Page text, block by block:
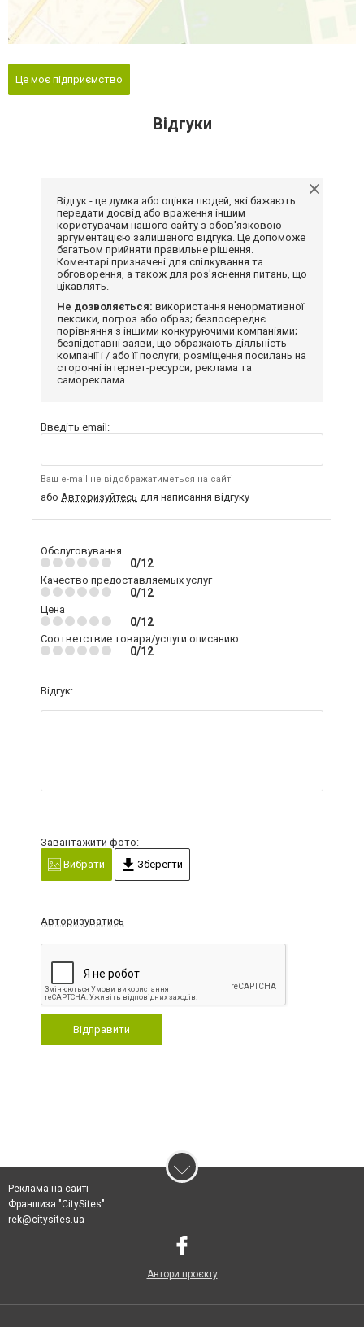
Це моє підприємство
Відгуки
Відгук - це думка або оцінка людей, які бажають
передати досвід або враження іншим
користувачам нашого сайту з обов'язковою
аргументацією залишеного відгука. Це допоможе
багатьом прийняти правильне рішення.
Коментарі призначені для спілкування та
обговорення, а також для роз'яснення питань, що
цікавлять.
Не дозволяється: використання ненормативної
лексики, погроз або образ; безпосереднє
порівняння з іншими конкуруючими компаніями;
безпідставні заяви, що ображають діяльність
компанії і / або її послуги; розміщення посилань на
сторонні інтернет-ресурси; реклама та
самореклама.
Введіть email:
Ваш e-mail не відображатиметься на сайті
або Авторизуйтесь для написання відгуку
Обслуговування
0/12
Качество предоставляемых услуг
0/12
Цена
0/12
Соответствие товара/услуги описанию
0/12
Відгук:
Завантажити фото:
Вибрати
Зберегти
Авторизуватись
Відправити
Реклама на сайті
Франшиза "CitySites"
rek@citysites.ua
Автори проєкту